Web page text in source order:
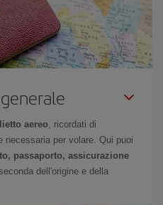
aereo, ricordati di
necessaria per volare. Qui puoi
passaporto, assicurazione
dell'origine e della